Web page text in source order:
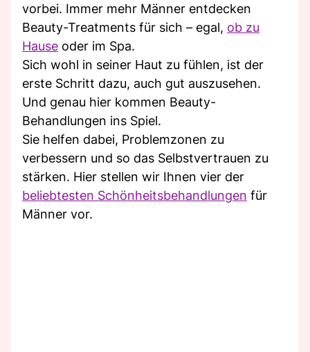
vorbei. Immer mehr Männer entdecken
Beauty-Treatments für sich – egal, ob zu
Hause oder im Spa.
Sich wohl in seiner Haut zu fühlen, ist der
erste Schritt dazu, auch gut auszusehen.
Und genau hier kommen Beauty-
Behandlungen ins Spiel.
Sie helfen dabei, Problemzonen zu
verbessern und so das Selbstvertrauen zu
stärken. Hier stellen wir Ihnen vier der
beliebtesten Schönheitsbehandlungen für
Männer vor.